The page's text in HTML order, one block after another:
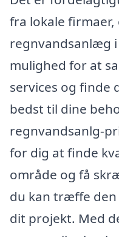
fra lokale firmaer,
regnvandsanlæg
mulighed for at
services og finde
bedst til dine
regnvandsanlg-
for dig at finde
område og få
du kan træffe
dit projekt. Med